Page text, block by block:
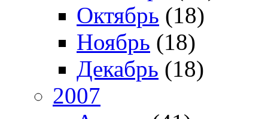
Октябрь (18)
Ноябрь (18)
Декабрь (18)
2007